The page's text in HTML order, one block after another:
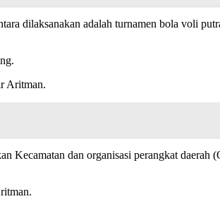
dilaksanakan adalah turnamen bola voli
Aritman.
Kecamatan dan organisasi perangkat daerah